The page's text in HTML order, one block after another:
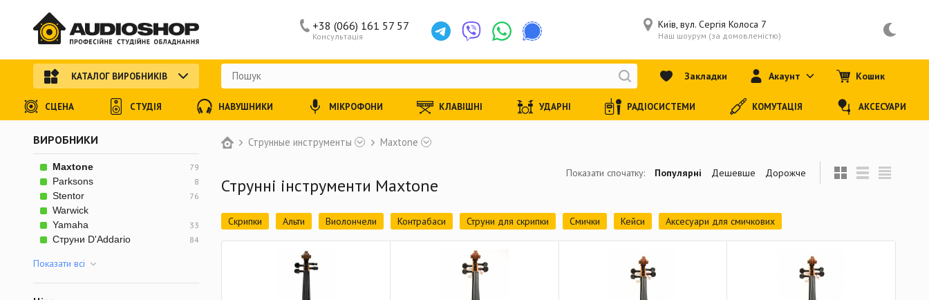
Струнные инструменты Maxtone
Струнні інструменти Maxtone
Скрипки Альти Виолончели Контрабаси Струни для скрипки Смички Кейси Аксесуари для смичкових
Показати спочатку: Популярні Дешевше Дорожче
ВИРОБНИКИ
Maxtone 79
Parksons 8
Stentor 76
Warwick
Yamaha
33
Струни D'Addario 84
Показати всi
Консультація
+38 (066) 161 57 57 Київ, вул. Сергія Колоса 7
Наш шоурум (за домовленістю)
КАТАЛОГ ВИРОБНИКІВ Закладки Акаунт Кошик
СЦЕНА СТУДІЯ НАВУШНИКИ МІКРОФОНИ КЛАВІШНІ УДАРНІ РАДІОСИСТЕМИ КОМУТАЦІЯ АКСЕСУАРИ